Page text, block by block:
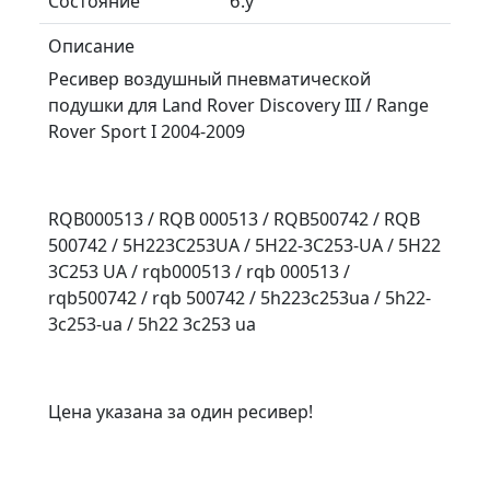
Описание
Ресивер воздушный пневматической
подушки для Land Rover Discovery III / Range
Rover Sport I 2004-2009
RQB000513 / RQB 000513 / RQB500742 / RQB
500742 / 5H223C253UA / 5H22-3C253-UA / 5H22
3C253 UA / rqb000513 / rqb 000513 /
rqb500742 / rqb 500742 / 5h223c253ua / 5h22-
3c253-ua / 5h22 3c253 ua
Цена указана за один ресивер!